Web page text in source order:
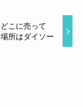
こに売って
所はダイソー